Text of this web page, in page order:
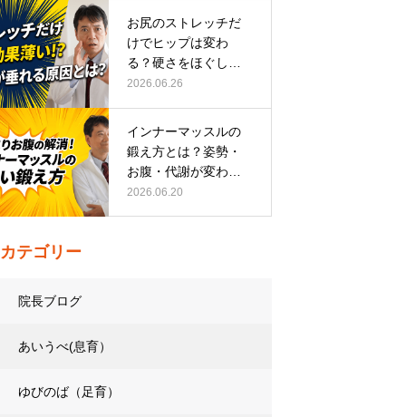
お尻のストレッチだ
けでヒップは変わ
る？硬さをほぐして
整える正しい方…
2026.06.26
インナーマッスルの
鍛え方とは？姿勢・
お腹・代謝が変わる
トレーニング…
2026.06.20
カテゴリー
院長ブログ
あいうべ(息育）
ゆびのば（足育）